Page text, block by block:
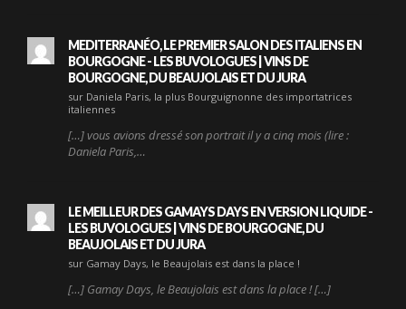
MEDITERRANÉO, LE PREMIER SALON DES ITALIENS EN
BOURGOGNE - LES BUVOLOGUES | VINS DE
BOURGOGNE, DU BEAUJOLAIS ET DU JURA
sur Daniela Paris, la plus Bourguignonne des importatrices
italiennes
[…] vous avions dressé son portrait il y a cinq mois (lire :
Daniela Paris,…
LE MEILLEUR DES GAMAYS DAYS EN VERSION LIQUIDE -
LES BUVOLOGUES | VINS DE BOURGOGNE, DU
BEAUJOLAIS ET DU JURA
sur Gamay Days, le Beaujolais est dans la place !
[…] Gamay Days, le Beaujolais est dans la place ! […]